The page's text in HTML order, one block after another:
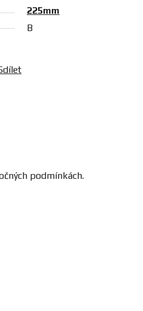
225mm
B
podmínkách.